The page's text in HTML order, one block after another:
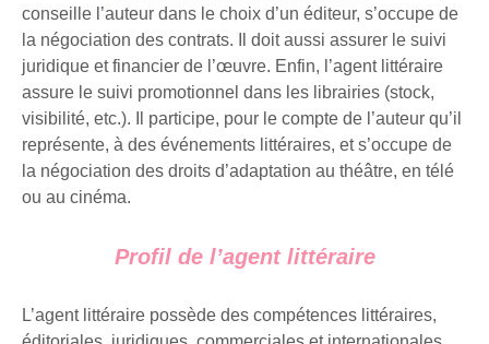
conseille l’auteur dans le choix d’un éditeur, s’occupe de
la négociation des contrats. Il doit aussi assurer le suivi
juridique et financier de l’œuvre. Enfin, l’agent littéraire
assure le suivi promotionnel dans les librairies (stock,
visibilité, etc.). Il participe, pour le compte de l’auteur qu’il
représente, à des événements littéraires, et s’occupe de
la négociation des droits d’adaptation au théâtre, en télé
ou au cinéma.
Profil de l’agent littéraire
L’agent littéraire possède des compétences littéraires,